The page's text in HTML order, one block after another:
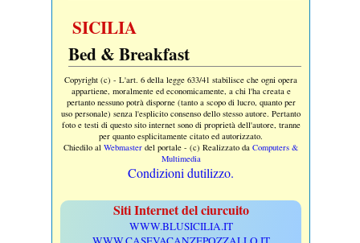
SICILIA
Bed & Breakfast
Copyright (c) - L'art. 6 della legge 633/41 stabilisce che ogni opera
appartiene, moralmente ed economicamente, a chi l'ha creata e
pertanto nessuno potrà disporne (tanto a scopo di lucro, quanto per
uso personale) senza l'esplicito consenso dello stesso autore. Pertanto
foto e testi di questo sito internet sono di proprietà dell'autore, tranne
per quanto esplicitamente citato ed autorizzato.
Chiedilo al Webmaster del portale - (c) Realizzato da Computers &
Multimedia
Condizioni dutilizzo.
Siti Internet del ciurcuito
WWW.BLUSICILIA.IT